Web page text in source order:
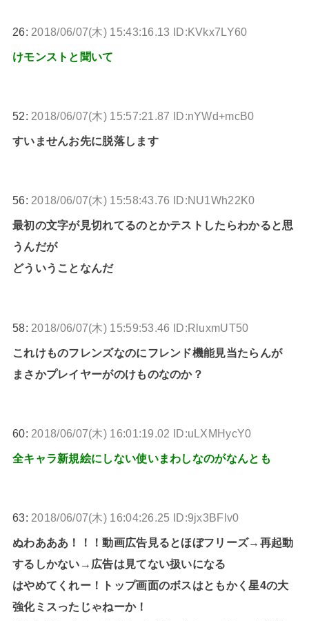
26: 2018/06/07(木) 15:43:16.13 ID:KVkx7LY60
けモンストと聞いて
52: 2018/06/07(木) 15:57:21.87 ID:nYWd+mcB0
すいませんお先に脱落します
56: 2018/06/07(木) 15:58:43.76 ID:NU1Wh22K0
最初の文字が見切れてるのとかテストしたらわかると思
うんだが
どういうことなんだ
58: 2018/06/07(木) 15:59:53.46 ID:RluxmUT50
これけものフレンズなのにフレンド機能見当たらんが
まさかプレイヤーがのけものなのか？
60: 2018/06/07(木) 16:01:19.02 ID:uLXMHycY0
全キャラ新規絵にしない使いまわしなのがなんとも
63: 2018/06/07(木) 16:04:26.25 ID:9jx3BFlv0
ぬわあああ！！！動画広告見るとほぼフリーズ→再起動
するしかない→広告は見てない扱いになる
はやめてくれー！トップ画面のボスはともかく星4の大
強化ミスったじゃねーか！